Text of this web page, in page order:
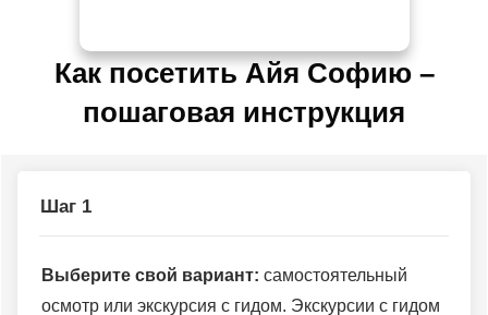
Как посетить Айя Софию –
пошаговая инструкция
Шаг 1
Выберите свой вариант: самостоятельный
осмотр или экскурсия с гидом. Экскурсии с гидом